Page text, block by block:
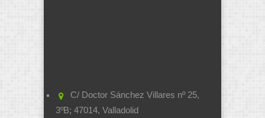
C/ Doctor Sánchez Villares nº 25,
3ºB; 47014, Valladolid